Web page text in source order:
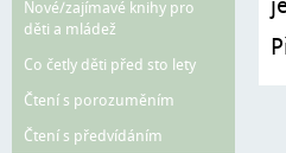
Nové/zajímavé knihy pro
děti a mládež
Co četly děti před sto lety
Čtení s porozuměním
Čtení s předvídáním